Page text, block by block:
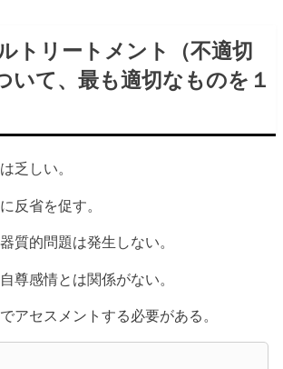
トリートメント（不適切
いて、最も適切なものを１
乏しい。
反省を促す。
質的問題は発生しない。
尊感情とは関係がない。
アセスメントする必要がある。